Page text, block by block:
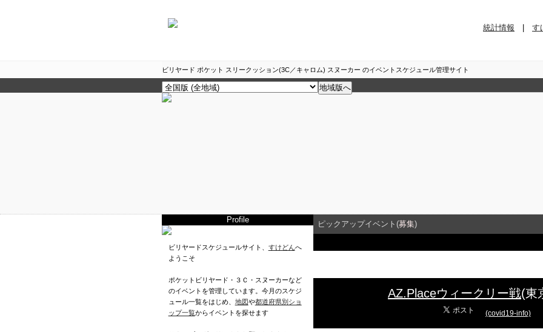
統計情報 | す
ビリヤード ポケット スリークッション(3C／キャロム) スヌーカー のイベントスケジュール管理サイト
Profile
ビリヤードスケジュールサイト、 すけどんへ
ようこそ
ポケットビリヤード・３Ｃ・スヌーカーなど
のイベントを管理しています。今月のスケジ
ュール一覧をはじめ、 地図や都道府県別ショ
ップ一覧からイベントを探せます
ピックアップイベント(募集)
AZ.Placeウィークリー戦(東
(covid19-info)